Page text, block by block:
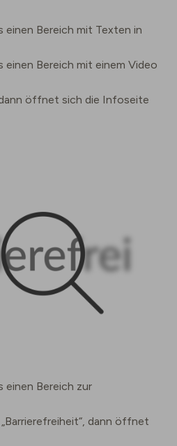
Bereich mit Texten in
Bereich mit einem Video
öffnet sich die Infoseite
Bereich zur
dann öffnet